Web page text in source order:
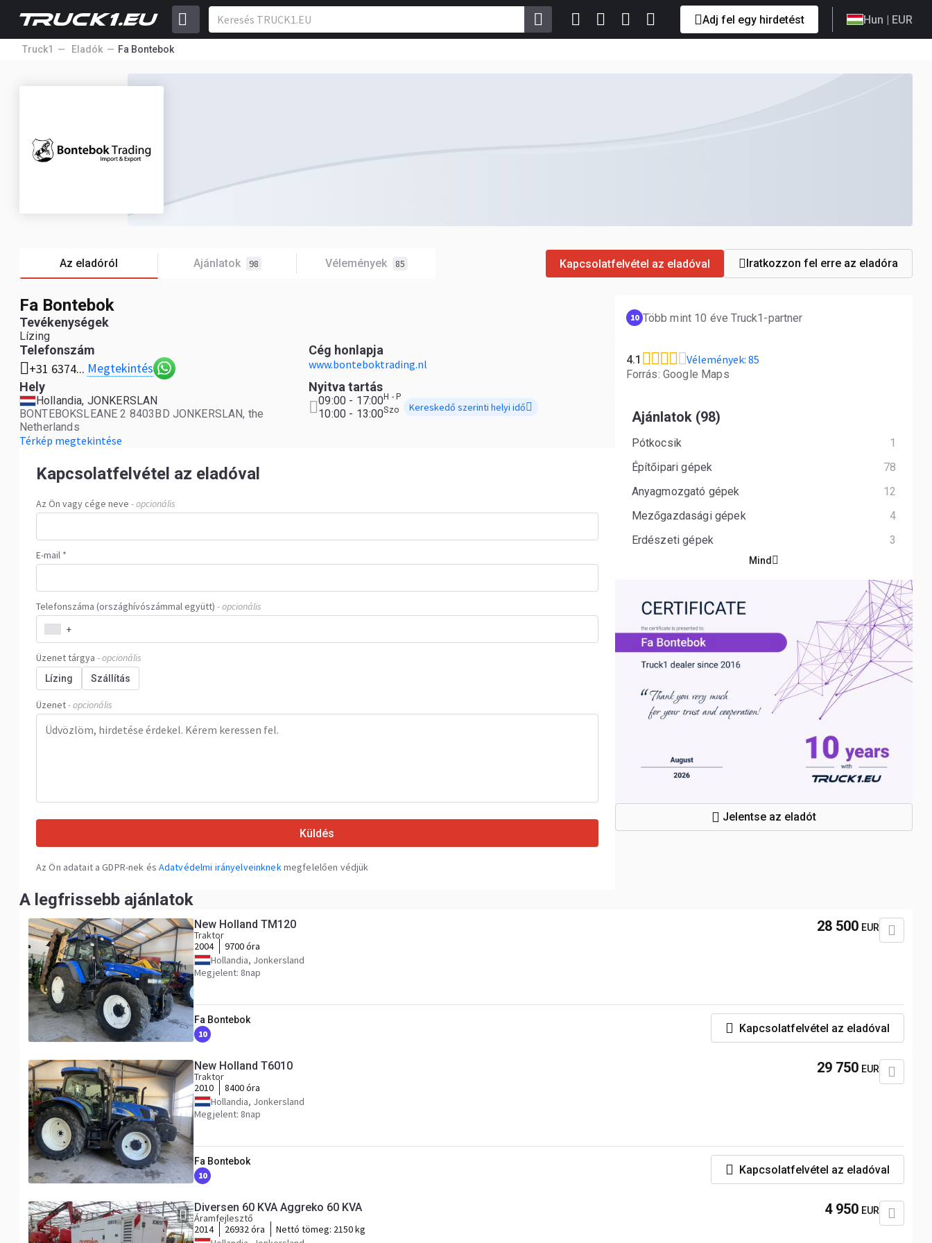
Adj fel egy hirdetést Hun | EUR
Truck1 Eladók Fa Bontebok
Az eladóról Ajánlatok 98 Vélemények 85 Kapcsolatfelvétel az eladóval Iratkozzon fel erre az eladóra
Fa Bontebok
Tevékenységek
Lízing
Telefonszám
+31 6374... Megtekintés
Cég honlapja
www.bonteboktrading.nl
Hely
Hollandia, JONKERSLAN
BONTEBOKSLEANE 2 8403BD JONKERSLAN, the
Netherlands
Térkép megtekintése
Nyitva tartás
09:00 - 17:00H - P
10:00 - 13:00Szo Kereskedő szerinti helyi idő
Kapcsolatfelvétel az eladóval
Az Ön vagy cége neve - opcionális
E-mail *
Telefonszáma (országhívószámmal együtt) - opcionális
+
Üzenet tárgya - opcionális
Lízing Szállítás
Üzenet- opcionális
Küldés
Az Ön adatait a GDPR-nek és Adatvédelmi irányelveinknekmegfelelően védjük
10 Több mint 10 éve Truck1-partner
4.1 Vélemények: 85
Forrás: Google Maps
Ajánlatok (98)
Pótkocsik
1
Építőipari gépek
78
Anyagmozgató gépek
12
Mezőgazdasági gépek
4
Erdészeti gépek
3
Mind
Jelentse az eladót
A legfrissebb ajánlatok
New Holland TM120
Traktor
2004
9700 óra
Hollandia, Jonkersland
Megjelent: 8nap
28 500 EUR
Fa Bontebok
10 Kapcsolatfelvétel az eladóval
New Holland T6010
Traktor
2010
8400 óra
Hollandia, Jonkersland
Megjelent: 8nap
29 750 EUR
Fa Bontebok
10 Kapcsolatfelvétel az eladóval
Diversen 60 KVA Aggreko 60 KVA
Áramfejlesztő
2014
26932 óra Nettó tömeg: 2150 kg
4 950 EUR